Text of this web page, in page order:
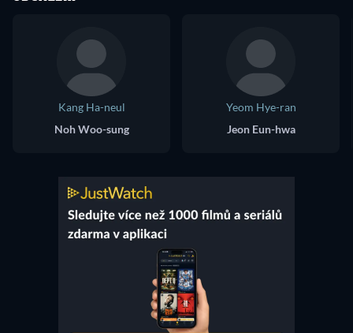
Kang Ha-neul
Noh Woo-sung
Yeom Hye-ran
Jeon Eun-hwa